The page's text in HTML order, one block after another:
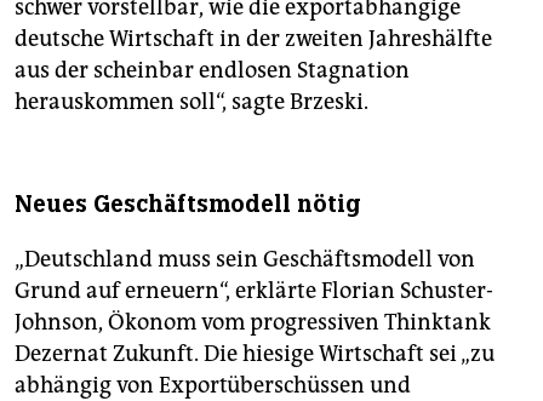
schwer vorstellbar, wie die exportabhängige
deutsche Wirtschaft in der zweiten Jahreshälfte
aus der scheinbar endlosen Stagnation
herauskommen soll“, sagte Brzeski.
Neues Geschäftsmodell nötig
„Deutschland muss sein Geschäftsmodell von
Grund auf erneuern“, erklärte Florian Schuster-
Johnson, Ökonom vom progressiven Thinktank
Dezernat Zukunft. Die hiesige Wirtschaft sei „zu
abhängig von Exportüberschüssen und